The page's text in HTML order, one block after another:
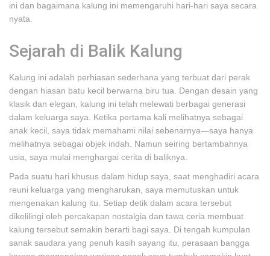
ini dan bagaimana kalung ini memengaruhi hari-hari saya secara
nyata.
Sejarah di Balik Kalung
Kalung ini adalah perhiasan sederhana yang terbuat dari perak
dengan hiasan batu kecil berwarna biru tua. Dengan desain yang
klasik dan elegan, kalung ini telah melewati berbagai generasi
dalam keluarga saya. Ketika pertama kali melihatnya sebagai
anak kecil, saya tidak memahami nilai sebenarnya—saya hanya
melihatnya sebagai objek indah. Namun seiring bertambahnya
usia, saya mulai menghargai cerita di baliknya.
Pada suatu hari khusus dalam hidup saya, saat menghadiri acara
reuni keluarga yang mengharukan, saya memutuskan untuk
mengenakan kalung itu. Setiap detik dalam acara tersebut
dikelilingi oleh percakapan nostalgia dan tawa ceria membuat
kalung tersebut semakin berarti bagi saya. Di tengah kumpulan
sanak saudara yang penuh kasih sayang itu, perasaan bangga